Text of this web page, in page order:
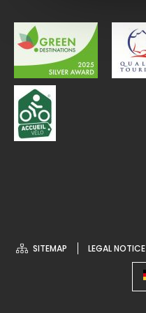
SITEMAP LEGAL NOTICE